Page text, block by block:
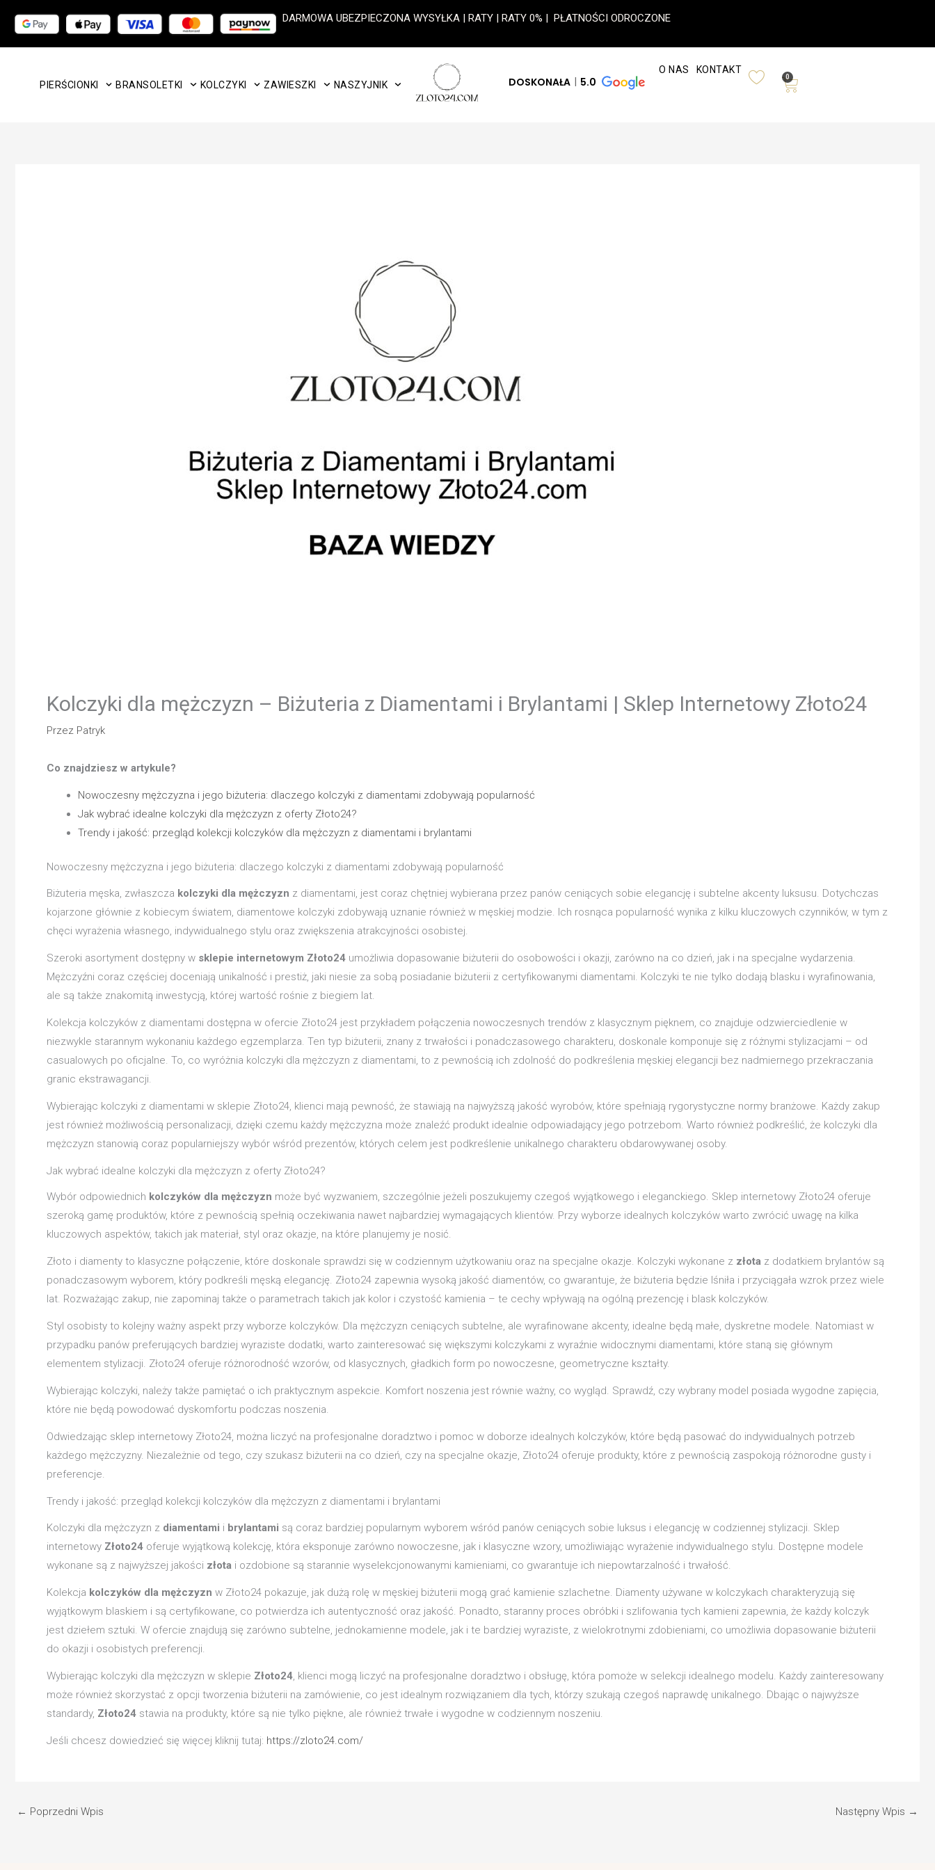
treści
DARMOWA UBEZPIECZONA WYSYŁKA | RATY | RATY 0% | PŁATNOŚCI ODROCZONE
PIERŚCIONKI BRANSOLETKI KOLCZYKI ZAWIESZKI NASZYJNIK DOSKONAŁA 5.0
O NAS KONTAKT
0
Wózek
Kolczyki dla mężczyzn – Biżuteria z Diamentami i Brylantami | Sklep Internetowy Złoto24
Przez Patryk
Co znajdziesz w artykule?
Nowoczesny mężczyzna i jego biżuteria: dlaczego kolczyki z diamentami zdobywają popularność
Jak wybrać idealne kolczyki dla mężczyzn z oferty Złoto24?
Trendy i jakość: przegląd kolekcji kolczyków dla mężczyzn z diamentami i brylantami
Nowoczesny mężczyzna i jego biżuteria: dlaczego kolczyki z diamentami zdobywają popularność
Biżuteria męska, zwłaszcza kolczyki dla mężczyzn z diamentami, jest coraz chętniej wybierana przez panów ceniących sobie elegancję i subtelne akcenty luksusu. Dotychczas
kojarzone głównie z kobiecym światem, diamentowe kolczyki zdobywają uznanie również w męskiej modzie. Ich rosnąca popularność wynika z kilku kluczowych czynników, w tym z
chęci wyrażenia własnego, indywidualnego stylu oraz zwiększenia atrakcyjności osobistej.
Szeroki asortyment dostępny w sklepie internetowym Złoto24 umożliwia dopasowanie biżuterii do osobowości i okazji, zarówno na co dzień, jak i na specjalne wydarzenia.
Mężczyźni coraz częściej doceniają unikalność i prestiż, jaki niesie za sobą posiadanie biżuterii z certyfikowanymi diamentami. Kolczyki te nie tylko dodają blasku i wyrafinowania,
ale są także znakomitą inwestycją, której wartość rośnie z biegiem lat.
Kolekcja kolczyków z diamentami dostępna w ofercie Złoto24 jest przykładem połączenia nowoczesnych trendów z klasycznym pięknem, co znajduje odzwierciedlenie w
niezwykle starannym wykonaniu każdego egzemplarza. Ten typ biżuterii, znany z trwałości i ponadczasowego charakteru, doskonale komponuje się z różnymi stylizacjami – od
casualowych po oficjalne. To, co wyróżnia kolczyki dla mężczyzn z diamentami, to z pewnością ich zdolność do podkreślenia męskiej elegancji bez nadmiernego przekraczania
granic ekstrawagancji.
Wybierając kolczyki z diamentami w sklepie Złoto24, klienci mają pewność, że stawiają na najwyższą jakość wyrobów, które spełniają rygorystyczne normy branżowe. Każdy zakup
jest również możliwością personalizacji, dzięki czemu każdy mężczyzna może znaleźć produkt idealnie odpowiadający jego potrzebom. Warto również podkreślić, że kolczyki dla
mężczyzn stanowią coraz popularniejszy wybór wśród prezentów, których celem jest podkreślenie unikalnego charakteru obdarowywanej osoby.
Jak wybrać idealne kolczyki dla mężczyzn z oferty Złoto24?
Wybór odpowiednich kolczyków dla mężczyzn może być wyzwaniem, szczególnie jeżeli poszukujemy czegoś wyjątkowego i eleganckiego. Sklep internetowy Złoto24 oferuje
szeroką gamę produktów, które z pewnością spełnią oczekiwania nawet najbardziej wymagających klientów. Przy wyborze idealnych kolczyków warto zwrócić uwagę na kilka
kluczowych aspektów, takich jak materiał, styl oraz okazje, na które planujemy je nosić.
Złoto i diamenty to klasyczne połączenie, które doskonale sprawdzi się w codziennym użytkowaniu oraz na specjalne okazje. Kolczyki wykonane z złota z dodatkiem brylantów są
ponadczasowym wyborem, który podkreśli męską elegancję. Złoto24 zapewnia wysoką jakość diamentów, co gwarantuje, że biżuteria będzie lśniła i przyciągała wzrok przez wiele
lat. Rozważając zakup, nie zapominaj także o parametrach takich jak kolor i czystość kamienia – te cechy wpływają na ogólną prezencję i blask kolczyków.
Styl osobisty to kolejny ważny aspekt przy wyborze kolczyków. Dla mężczyzn ceniących subtelne, ale wyrafinowane akcenty, idealne będą małe, dyskretne modele. Natomiast w
przypadku panów preferujących bardziej wyraziste dodatki, warto zainteresować się większymi kolczykami z wyraźnie widocznymi diamentami, które staną się głównym
elementem stylizacji. Złoto24 oferuje różnorodność wzorów, od klasycznych, gładkich form po nowoczesne, geometryczne kształty.
Wybierając kolczyki, należy także pamiętać o ich praktycznym aspekcie. Komfort noszenia jest równie ważny, co wygląd. Sprawdź, czy wybrany model posiada wygodne zapięcia,
które nie będą powodować dyskomfortu podczas noszenia.
Odwiedzając sklep internetowy Złoto24, można liczyć na profesjonalne doradztwo i pomoc w doborze idealnych kolczyków, które będą pasować do indywidualnych potrzeb
każdego mężczyzny. Niezależnie od tego, czy szukasz biżuterii na co dzień, czy na specjalne okazje, Złoto24 oferuje produkty, które z pewnością zaspokoją różnorodne gusty i
preferencje.
Trendy i jakość: przegląd kolekcji kolczyków dla mężczyzn z diamentami i brylantami
Kolczyki dla mężczyzn z diamentami i brylantami są coraz bardziej popularnym wyborem wśród panów ceniących sobie luksus i elegancję w codziennej stylizacji. Sklep
internetowy Złoto24 oferuje wyjątkową kolekcję, która eksponuje zarówno nowoczesne, jak i klasyczne wzory, umożliwiając wyrażenie indywidualnego stylu. Dostępne modele
wykonane są z najwyższej jakości złota i ozdobione są starannie wyselekcjonowanymi kamieniami, co gwarantuje ich niepowtarzalność i trwałość.
Kolekcja kolczyków dla mężczyzn w Złoto24 pokazuje, jak dużą rolę w męskiej biżuterii mogą grać kamienie szlachetne. Diamenty używane w kolczykach charakteryzują się
wyjątkowym blaskiem i są certyfikowane, co potwierdza ich autentyczność oraz jakość. Ponadto, staranny proces obróbki i szlifowania tych kamieni zapewnia, że każdy kolczyk
jest dziełem sztuki. W ofercie znajdują się zarówno subtelne, jednokamienne modele, jak i te bardziej wyraziste, z wielokrotnymi zdobieniami, co umożliwia dopasowanie biżuterii
do okazji i osobistych preferencji.
Wybierając kolczyki dla mężczyzn w sklepie Złoto24 , klienci mogą liczyć na profesjonalne doradztwo i obsługę, która pomoże w selekcji idealnego modelu. Każdy zainteresowany
może również skorzystać z opcji tworzenia biżuterii na zamówienie, co jest idealnym rozwiązaniem dla tych, którzy szukają czegoś naprawdę unikalnego. Dbając o najwyższe
standardy, Złoto24 stawia na produkty, które są nie tylko piękne, ale również trwałe i wygodne w codziennym noszeniu.
Jeśli chcesz dowiedzieć się więcej kliknij tutaj: https://zloto24.com/
← Poprzedni Wpis Następny Wpis →